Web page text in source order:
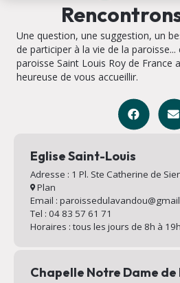
Une question, une suggestion, un
de participer à la vie de la
paroisse Saint Louis Roy de France
heureuse de vous accueillir.
Eglise Saint-Louis
Adresse : 1 Pl. Ste Catherine de
Plan
Email :
Tel : 04 83 57 61 71
Horaires : tous les jours de 8h à 19h
Chapelle Notre Dame